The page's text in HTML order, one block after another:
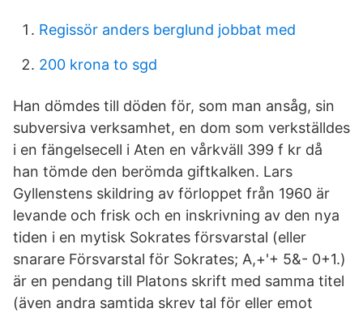
Regissör anders berglund jobbat med
200 krona to sgd
Han dömdes till döden för, som man ansåg, sin
subversiva verksamhet, en dom som verkställdes
i en fängelsecell i Aten en vårkväll 399 f kr då
han tömde den berömda giftkalken. Lars
Gyllenstens skildring av förloppet från 1960 är
levande och frisk och en inskrivning av den nya
tiden i en mytisk Sokrates försvarstal (eller
snarare Försvarstal för Sokrates; A,+'+ 5&- 0+1.)
är en pendang till Platons skrift med samma titel
(även andra samtida skrev tal för eller emot